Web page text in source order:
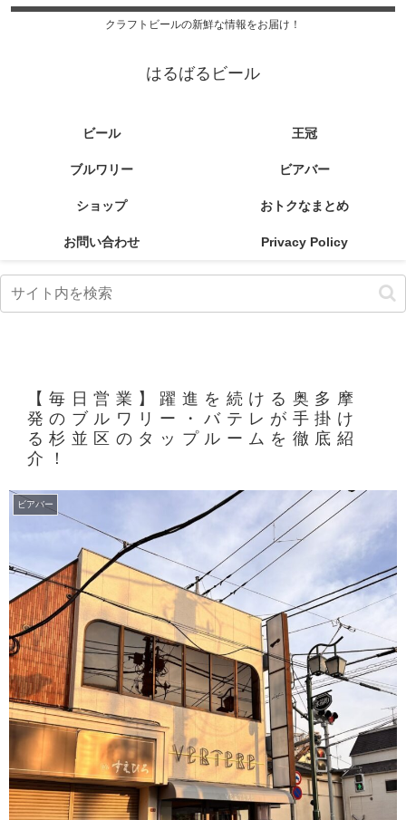
クラフトビールの新鮮な情報をお届け！
はるばるビール
ビール 王冠
ブルワリー ビアバー
ショップ おトクなまとめ
お問い合わせ Privacy Policy
【毎日営業】躍進を続ける奥多摩
発のブルワリー・バテレが手掛け
る杉並区のタップルームを徹底紹
介！
ビアバー